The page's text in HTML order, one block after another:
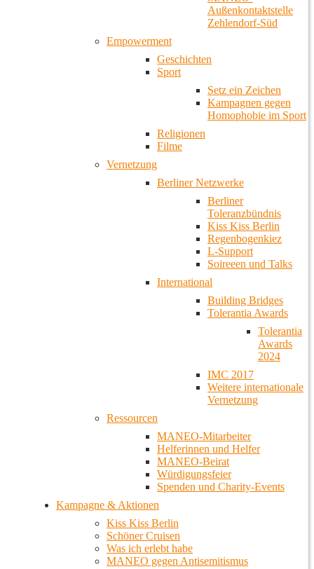
Außenkontaktstelle
Zehlendorf-Süd
Empowerment
Geschichten
Sport
Setz ein Zeichen
Kampagnen gegen
Homophobie im Sport
Religionen
Filme
Vernetzung
Berliner Netzwerke
Berliner
Toleranzbündnis
Kiss Kiss Berlin
Regenbogenkiez
L-Support
Soireeen und Talks
International
Building Bridges
Tolerantia Awards
Tolerantia
Awards
2024
IMC 2017
Weitere internationale
Vernetzung
Ressourcen
MANEO-Mitarbeiter
Helferinnen und Helfer
MANEO-Beirat
Würdigungsfeier
Spenden und Charity-Events
Kampagne & Aktionen
Kiss Kiss Berlin
Schöner Cruisen
Was ich erlebt habe
MANEO gegen Antisemitismus